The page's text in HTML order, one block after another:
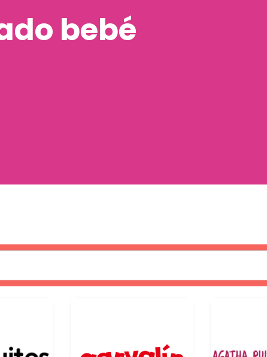
bebé